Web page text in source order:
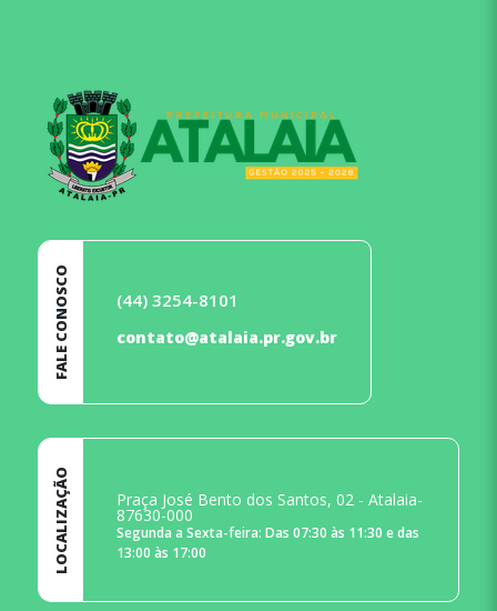
FALE CONOSCO (44) 3254-8101
contato@atalaia.pr.gov.br
LOCALIZAÇÃO Praça José Bento dos Santos, 02 - Atalaia-
87630-000
Segunda a Sexta-feira: Das 07:30 às 11:30 e das
13:00 às 17:00